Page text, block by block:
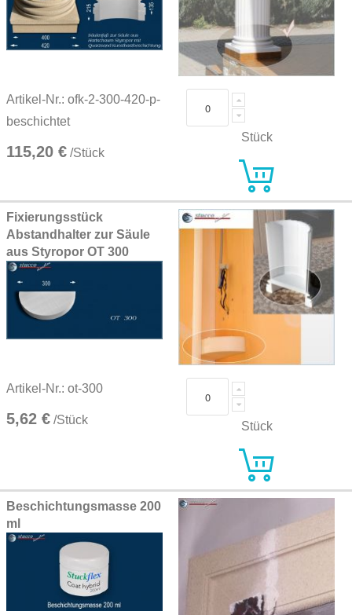
Artikel-Nr.: ofk-2-300-420-p-
beschichtet
115,20 € /Stück
Stück
Fixierungsstück
Abstandhalter zur Säule
aus Styropor OT 300
Artikel-Nr.: ot-300
5,62 € /Stück Stück
Beschichtungsmasse 200
ml